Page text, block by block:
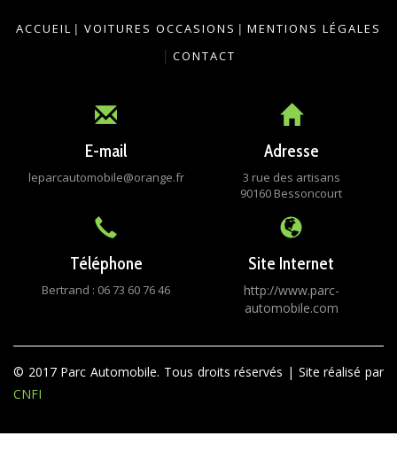
ACCUEIL | VOITURES OCCASIONS | MENTIONS LÉGALES
| CONTACT
E-mail
leparcautomobile@orange.fr
Adresse
3 rue des artisans
90160 Bessoncourt
Téléphone
Bertrand : 06 73 60 76 46
Site Internet
http://www.parc-
automobile.com
© 2017 Parc Automobile. Tous droits réservés | Site réalisé par
CNFI